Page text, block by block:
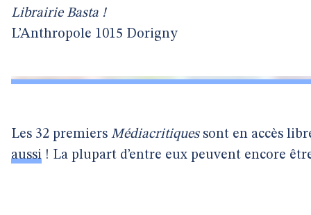
Librairie Basta !
L’Anthropole 1015 Dorigny
Les 32 premiers Médiacritiquessont en accès
aussi ! La plupart d’entre eux peuvent encore